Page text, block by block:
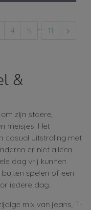
4 5 11
&
zijn stoere,
meisjes. Het
casual uitstraling met
er niet alleen
dag vrij kunnen
spelen of een
iedere dag.
mix van jeans, T-